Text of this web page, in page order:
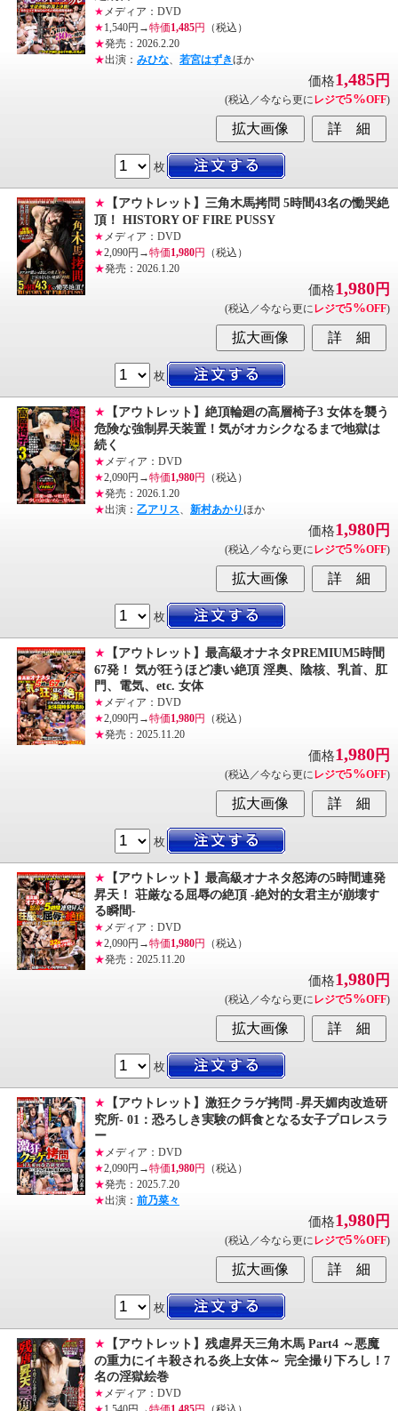
★ メディア：DVD
★1,540円→特価1,485円
（税込）
★発売：2026.2.20
★出演： みひな、 若宮はずきほか
価格1,485円
(税込／今なら更に レジで5%OFF)
枚
★ 【アウトレット】三角木馬拷問 5時間43名の慟哭絶
頂！ HISTORY OF FIRE PUSSY
★ メディア：DVD
★2,090円→特価1,980円
（税込）
★発売：2026.1.20
価格1,980円
(税込／今なら更に レジで5%OFF)
枚
★ 【アウトレット】絶頂輪廻の高層椅子3 女体を襲う
危険な強制昇天装置！気がオカシクなるまで地獄は
続く
★ メディア：DVD
★2,090円→特価1,980円
（税込）
★発売：2026.1.20
★出演： 乙アリス、 新村あかりほか
価格1,980円
(税込／今なら更に レジで5%OFF)
枚
★ 【アウトレット】最高級オナネタPREMIUM5時間
67発！ 気が狂うほど凄い絶頂 淫奥、陰核、乳首、肛
門、電気、etc. 女体
★ メディア：DVD
★2,090円→特価1,980円
（税込）
★発売：2025.11.20
価格1,980円
(税込／今なら更に レジで5%OFF)
枚
★ 【アウトレット】最高級オナネタ怒涛の5時間連発
昇天！ 荘厳なる屈辱の絶頂 -絶対的女君主が崩壊す
る瞬間-
★ メディア：DVD
★2,090円→特価1,980円
（税込）
★発売：2025.11.20
価格1,980円
(税込／今なら更に レジで5%OFF)
枚
★ 【アウトレット】激狂クラゲ拷問 -昇天媚肉改造研
究所- 01：恐ろしき実験の餌食となる女子プロレスラ
ー
★ メディア：DVD
★2,090円→特価1,980円
（税込）
★発売：2025.7.20
★出演： 前乃菜々
価格1,980円
(税込／今なら更に レジで5%OFF)
枚
★ 【アウトレット】残虐昇天三角木馬 Part4 ～悪魔
の重力にイキ殺される炎上女体～ 完全撮り下ろし！7
名の淫獄絵巻
★ メディア：DVD